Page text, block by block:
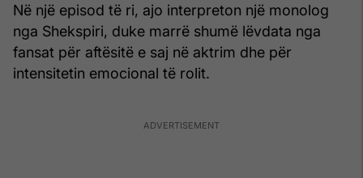
Në një episod të ri, ajo interpreton një monolog
nga Shekspiri, duke marrë shumë lëvdata nga
fansat për aftësitë e saj në aktrim dhe për
intensitetin emocional të rolit.